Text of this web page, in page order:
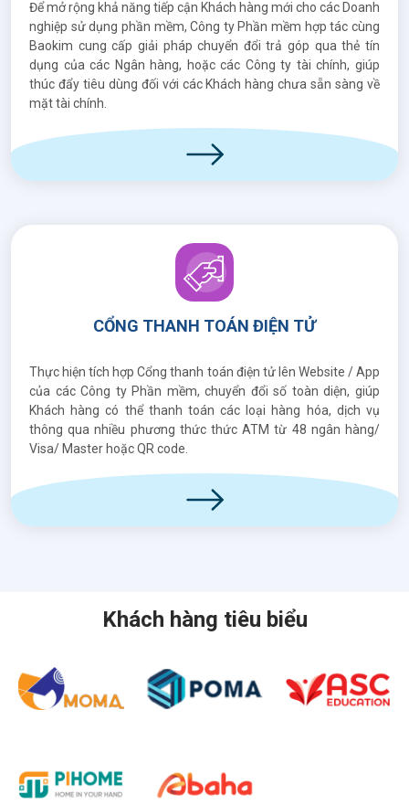
Để mở rộng khả năng tiếp cận Khách hàng mới cho các Doanh
nghiệp sử dụng phần mềm, Công ty Phần mềm hợp tác cùng
Baokim cung cấp giải pháp chuyển đổi trả góp qua thẻ tín
dụng của các Ngân hàng, hoặc các Công ty tài chính, giúp
thúc đẩy tiêu dùng đối với các Khách hàng chưa sẵn sàng về
mặt tài chính.
CỔNG THANH TOÁN ĐIỆN TỬ
Thực hiện tích hợp Cổng thanh toán điện tử lên Website / App
của các Công ty Phần mềm, chuyển đổi số toàn diện, giúp
Khách hàng có thể thanh toán các loại hàng hóa, dịch vụ
thông qua nhiều phương thức thức ATM từ 48 ngân hàng/
Visa/ Master hoặc QR code.
Khách hàng tiêu biểu